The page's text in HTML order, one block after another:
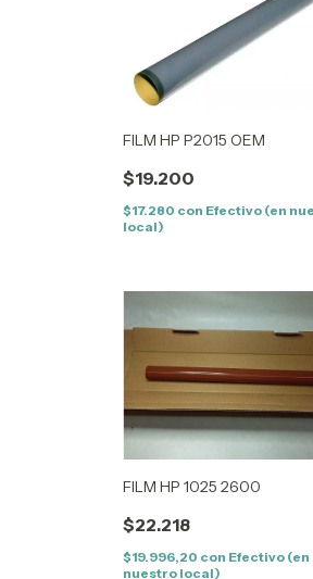
FILM HP P2015 OEM
$19.200
$17.280 con Efectivo (en
local)
FILM HP 1025 2600
$22.218
$19.996,20 con Efectivo (en
nuestro local)